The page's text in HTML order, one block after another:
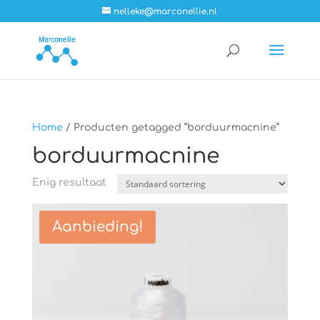
nelleke@marconellie.nl
Home / Producten getagged “borduurmacnine”
borduurmacnine
Enig resultaat
Aanbieding!